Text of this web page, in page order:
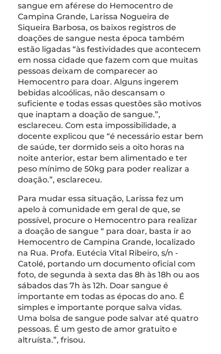
sangue em aférese do Hemocentro de
Campina Grande, Larissa Nogueira de
Siqueira Barbosa, os baixos registros de
doações de sangue nesta época também
estão ligadas “às festividades que acontecem
em nossa cidade que fazem com que muitas
pessoas deixam de comparecer ao
Hemocentro para doar. Alguns ingerem
bebidas alcoólicas, não descansam o
suficiente e todas essas questões são motivos
que inaptam a doação de sangue.”,
esclareceu. Com esta impossibilidade, a
docente explicou que “é necessário estar bem
de saúde, ter dormido seis a oito horas na
noite anterior, estar bem alimentado e ter
peso mínimo de 50kg para poder realizar a
doação.”, esclareceu.
Para mudar essa situação, Larissa fez um
apelo à comunidade em geral de que, se
possível, procure o Hemocentro para realizar
a doação de sangue “ para doar, basta ir ao
Hemocentro de Campina Grande, localizado
na Rua. Profa. Eutécia Vital Ribeiro, s/n -
Catolé, portando um documento oficial com
foto, de segunda à sexta das 8h às 18h ou aos
sábados das 7h às 12h. Doar sangue é
importante em todas as épocas do ano. É
simples e importante porque salva vidas.
Uma bolsa de sangue pode salvar até quatro
pessoas. É um gesto de amor gratuito e
altruísta.”, frisou.